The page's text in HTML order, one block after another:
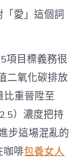
「愛」這個詞
項目標義務很
二氧化碳排放
比重晉陞至
）濃度把持
步這場混亂的
咖啡包養女人